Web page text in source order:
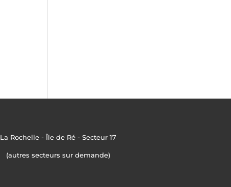
La Rochelle - Île de Ré - Secteur 17
(autres secteurs sur demande)